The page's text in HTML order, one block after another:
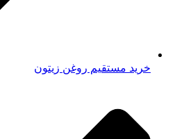
خرید مستقیم روغن زیتون